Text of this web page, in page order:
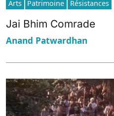
Arts Patrimoine Résistances
Jai Bhim Comrade
Anand Patwardhan